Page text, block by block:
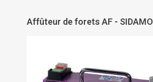
Affûteur de forets AF - SIDAMO